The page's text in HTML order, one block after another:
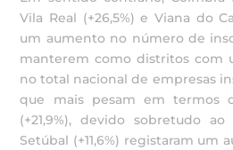
Vila Real (+26,5%) e Viana do
um aumento no número de
manterem como distritos com
no total nacional de empresas
que mais pesam em termos
(+21,9%), devido sobretudo
Setúbal (+11,6%) registaram